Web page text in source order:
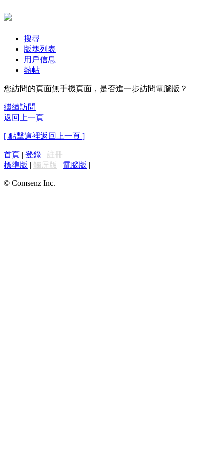
搜尋
版塊列表
用戶信息
熱帖
您訪問的頁面無手機頁面，是否進一步訪問電腦版？
繼續訪問
返回上一頁
[ 點擊這裡返回上一頁 ]
首頁 | 登錄 | 註冊
標準版 | 觸屏版 | 電腦版 |
© Comsenz Inc.